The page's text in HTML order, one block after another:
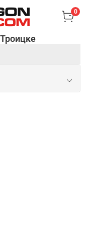
0
на
и практичная
отдыха,
в теплое
из легких и
EVA или
комфорт и
или влажными